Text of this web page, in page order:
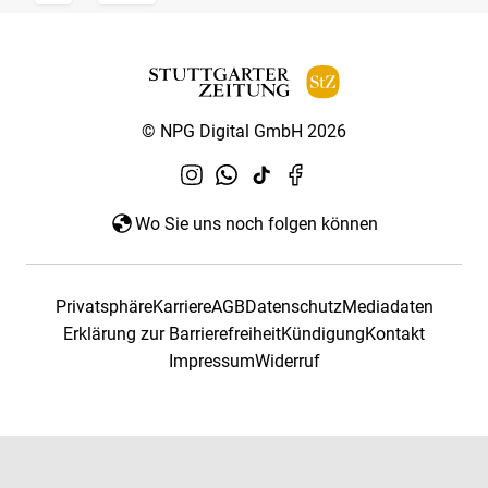
© NPG Digital GmbH 2026
Wo Sie uns noch folgen können
PrivatsphäreKarriereAGBDatenschutzMediadaten
Erklärung zur BarrierefreiheitKündigungKontakt
ImpressumWiderruf